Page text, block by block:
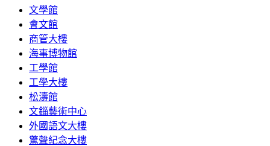
文學館
會文館
商管大樓
海事博物館
工學館
工學大樓
松濤館
文錙藝術中心
外國語文大樓
驚聲紀念大樓